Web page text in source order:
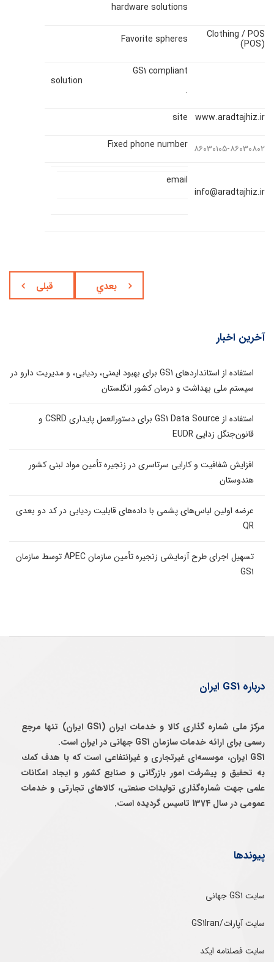
hardware solutions
Favorite spheres Clothing / POS
(POS)
GS1 compliant
solution
.
site www.aradtajhiz.ir
Fixed phone number ۸۶۰۳۰۱۰۵-۸۶۰۳۰۸۰۲
email
info@aradtajhiz.ir
قبلی بعدي
آخرین اخبار
استفاده از استانداردهای GS1 برای بهبود ایمنی، ردیابی، و مدیریت دارو در
سیستم ملی بهداشت و درمان کشور انگلستان
استفاده از GS1 Data Source برای دستورالعمل پایداری CSRD و
قانون‌جنگل زدایی EUDR
افزایش شفافیت و کارایی سرتاسری در زنجیره تأمین مواد لبنی کشور
هندوستان
عرضه اولین لباس‌های پشمی با داده‌های قابلیت ردیابی در کد دو بعدی
QR
تسهیل اجرای طرح آزمایشی زنجیره تأمین سازمان APEC توسط سازمان
GS1
درباره GS1 ایران
مرکز ملی شماره گذاری کالا و خدمات ایران (GS1 ایران) تنها مرجع
رسمی برای ارائه خدمات سازمان GS1 جهانی در ایران است.
GS1 ایران، موسسه‌ای غيرتجاری و غيرانتفاعی است كه با هدف كمك
به تحقيق و پيشرفت امور بازرگانی و صنايع كشور و ايجاد امكانات
علمی جهت شماره‌گذاری توليدات صنعتی، كالاهای تجارتی و خدمات
عمومی در سال 1374 تاسيس گرديده است.
پیوندها
سایت GS1 جهانی
سایت آپارات/GS1Iran
سایت فصلنامه ایکد